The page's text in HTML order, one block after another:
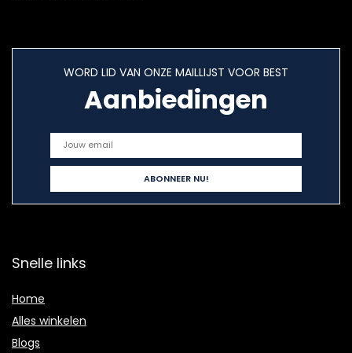
WORD LID VAN ONZE MAILLIJST VOOR BEST
Aanbiedingen
Snelle links
Home
Alles winkelen
Blogs